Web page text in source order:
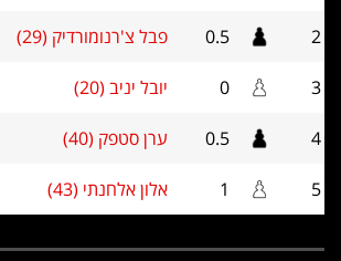
2
0.5 פבל צ'רנומורדיק (29)
3
0 יובל יניב (20)
4
0.5 ערן סטפק (40)
5
1 אלון אלחנתי (43)